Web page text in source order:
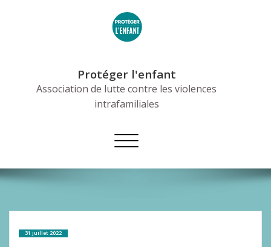
Protéger l'enfant
Association de lutte contre les violences
intrafamiliales
Afficher/masquer
la
31 juillet 2022